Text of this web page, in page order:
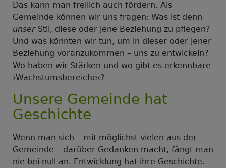
Das kann man freilich auch fördern. Als
Gemeinde können wir uns fragen: Was ist denn
unserStil, diese oder jene Beziehung zu pflegen?
Und was könnten wir tun, um in dieser oder jener
Beziehung voranzukommen – uns zu entwickeln?
Wo haben wir Stärken und wo gibt es erkennbare
›Wachstumsbereiche‹?
Unsere Gemeinde hat
Geschichte
Wenn man sich – mit möglichst vielen aus der
Gemeinde – darüber Gedanken macht, fängt man
nie bei null an. Entwicklung hat ihre Geschichte.